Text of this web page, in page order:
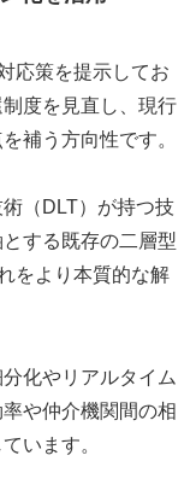
応策を提示してお
度を見直し、現行
補う方向性です。
（DLT）が持つ技
する既存の二層型
をより本質的な解
化やリアルタイム
や仲介機関間の相
います。